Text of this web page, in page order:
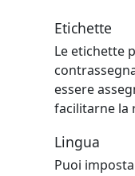
Etichette
Le etichette
essere
facilitarne la
Lingua
Puoi